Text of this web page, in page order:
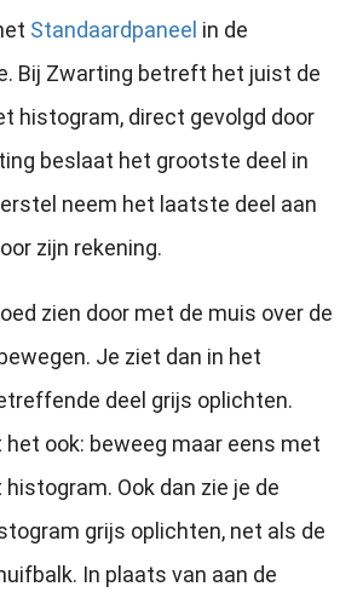
Standaardpaneel in de
Bij Zwarting betreft het juist de
histogram, direct gevolgd door
beslaat het grootste deel in
neem het laatste deel aan
zijn rekening.
zien door met de muis over de
Je ziet dan in het
deel grijs oplichten.
ook: beweeg maar eens met
Ook dan zie je de
grijs oplichten, net als de
In plaats van aan de